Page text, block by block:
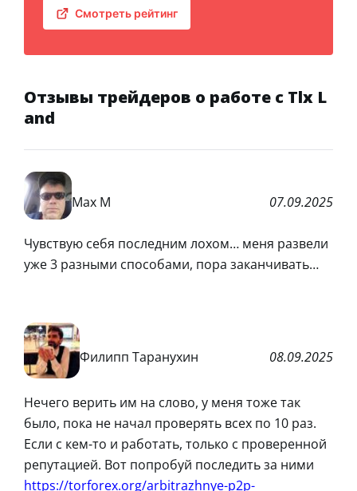
Смотреть рейтинг
Отзывы трейдеров о работе с Tlx L
and
Max M 07.09.2025
Чувствую себя последним лохом… меня развели
уже 3 разными способами, пора заканчивать…
Филипп Таранухин 08.09.2025
Нечего верить им на слово, у меня тоже так
было, пока не начал проверять всех по 10 раз.
Если с кем-то и работать, только с проверенной
репутацией. Вот попробуй последить за ними
https://torforex.org/arbitrazhnye-p2p-